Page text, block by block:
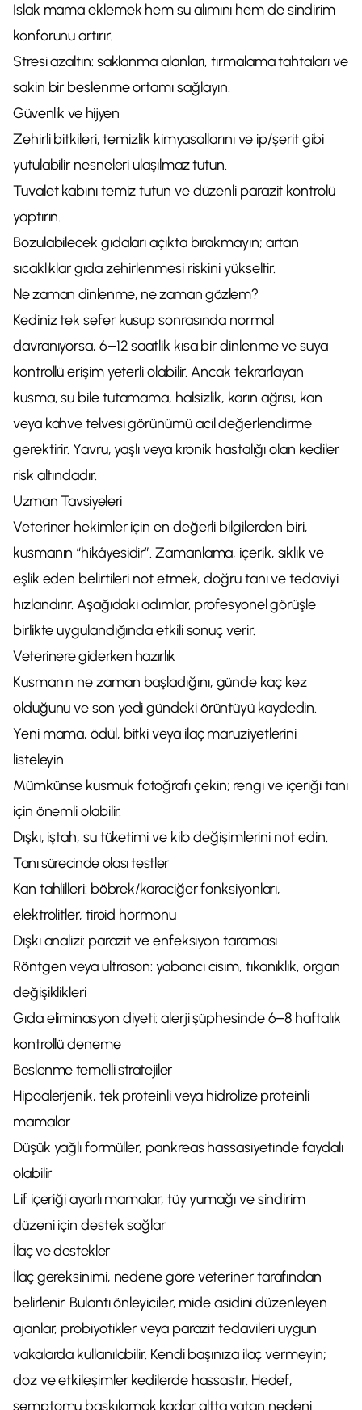
Islak mama eklemek hem su alımını hem de sindirim
konforunu artırır.
Stresi azaltın: saklanma alanları, tırmalama tahtaları ve
sakin bir beslenme ortamı sağlayın.
Güvenlik ve hijyen
Zehirli bitkileri, temizlik kimyasallarını ve ip/şerit gibi
yutulabilir nesneleri ulaşılmaz tutun.
Tuvalet kabını temiz tutun ve düzenli parazit kontrolü
yaptırın.
Bozulabilecek gıdaları açıkta bırakmayın; artan
sıcaklıklar gıda zehirlenmesi riskini yükseltir.
Ne zaman dinlenme, ne zaman gözlem?
Kediniz tek sefer kusup sonrasında normal
davranıyorsa, 6–12 saatlik kısa bir dinlenme ve suya
kontrollü erişim yeterli olabilir. Ancak tekrarlayan
kusma, su bile tutamama, halsizlik, karın ağrısı, kan
veya kahve telvesi görünümü acil değerlendirme
gerektirir. Yavru, yaşlı veya kronik hastalığı olan kediler
risk altındadır.
Uzman Tavsiyeleri
Veteriner hekimler için en değerli bilgilerden biri,
kusmanın “hikâyesidir”. Zamanlama, içerik, sıklık ve
eşlik eden belirtileri not etmek, doğru tanı ve tedaviyi
hızlandırır. Aşağıdaki adımlar, profesyonel görüşle
birlikte uygulandığında etkili sonuç verir.
Veterinere giderken hazırlık
Kusmanın ne zaman başladığını, günde kaç kez
olduğunu ve son yedi gündeki örüntüyü kaydedin.
Yeni mama, ödül, bitki veya ilaç maruziyetlerini
listeleyin.
Mümkünse kusmuk fotoğrafı çekin; rengi ve içeriği tanı
için önemli olabilir.
Dışkı, iştah, su tüketimi ve kilo değişimlerini not edin.
Tanı sürecinde olası testler
Kan tahlilleri: böbrek/karaciğer fonksiyonları,
elektrolitler, tiroid hormonu
Dışkı analizi: parazit ve enfeksiyon taraması
Röntgen veya ultrason: yabancı cisim, tıkanıklık, organ
değişiklikleri
Gıda eliminasyon diyeti: alerji şüphesinde 6–8 haftalık
kontrollü deneme
Beslenme temelli stratejiler
Hipoalerjenik, tek proteinli veya hidrolize proteinli
mamalar
Düşük yağlı formüller, pankreas hassasiyetinde faydalı
olabilir
Lif içeriği ayarlı mamalar, tüy yumağı ve sindirim
düzeni için destek sağlar
İlaç ve destekler
İlaç gereksinimi, nedene göre veteriner tarafından
belirlenir. Bulantı önleyiciler, mide asidini düzenleyen
ajanlar, probiyotikler veya parazit tedavileri uygun
vakalarda kullanılabilir. Kendi başınıza ilaç vermeyin;
doz ve etkileşimler kedilerde hassastır. Hedef,
semptomu baskılamak kadar altta yatan nedeni